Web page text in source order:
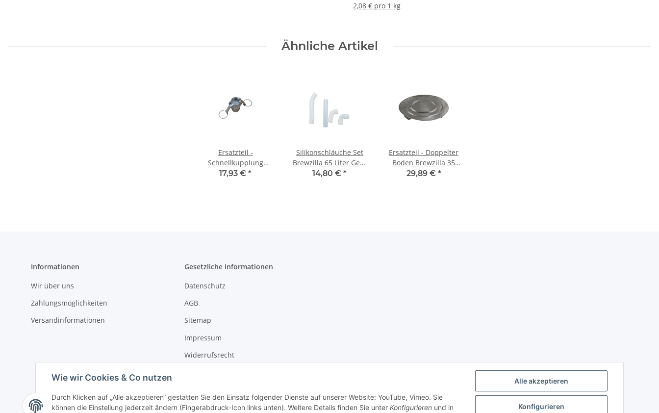
Alle akzeptieren
Konfigurieren
Wie wir Cookies & Co nutzen
Durch Klicken auf „Alle akzeptieren“ gestatten Sie den Einsatz folgender Dienste auf unserer Website: YouTube, Vimeo. Sie
können die Einstellung jederzeit ändern (Fingerabdruck-Icon links unten). Weitere Details finden Sie unter Konfigurieren und in
2,08 € pro 1 kg
Ähnliche Artikel
Ersatzteil -
Schnellkupplung
Brewzilla 65 Liter
17,93 € *
Silikonschläuche Set
Brewzilla 65 Liter Gen.
4
14,80 € *
Ersatzteil - Doppelter
Boden Brewzilla 35
Liter
29,89 € *
Informationen
Wir über uns
Zahlungsmöglichkeiten
Versandinformationen
Gesetzliche Informationen
Datenschutz
AGB
Sitemap
Impressum
Widerrufsrecht